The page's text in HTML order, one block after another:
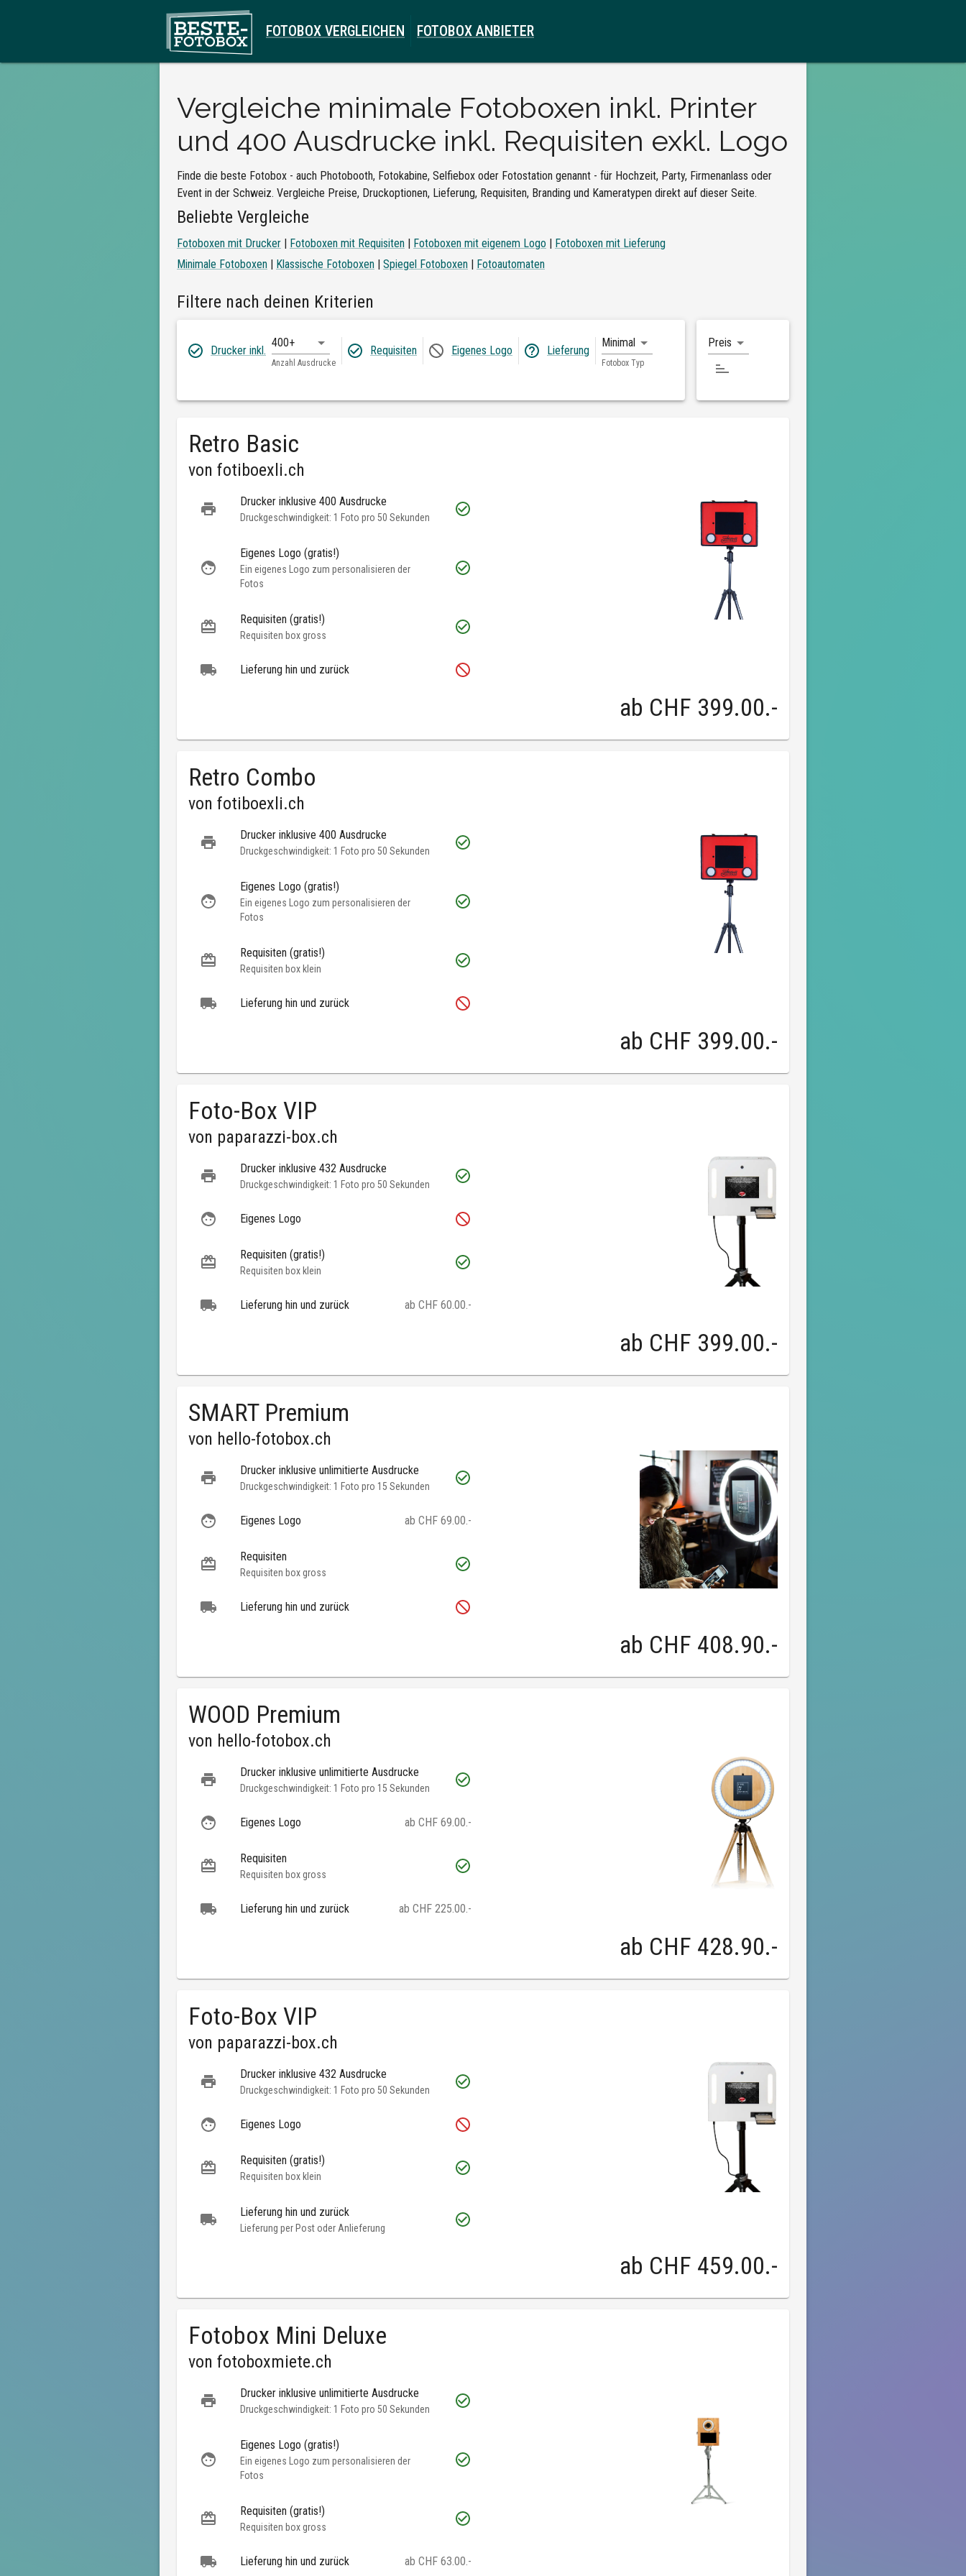
FOTOBOX VERGLEICHEN FOTOBOX ANBIETER
Vergleiche minimale Fotoboxen inkl. Printer
und 400 Ausdrucke inkl. Requisiten exkl. Logo
Finde die beste Fotobox - auch Photobooth, Fotokabine, Selfiebox oder Fotostation genannt - für Hochzeit, Party, Firmenanlass oder
Event in der Schweiz. Vergleiche Preise, Druckoptionen, Lieferung, Requisiten, Branding und Kameratypen direkt auf dieser Seite.
Beliebte Vergleiche
Fotoboxen mit Drucker | Fotoboxen mit Requisiten | Fotoboxen mit eigenem Logo | Fotoboxen mit Lieferung
Minimale Fotoboxen
Klassische Fotoboxen Spiegel Fotoboxen Fotoautomaten
Filtere nach deinen Kriterien
Drucker inkl.
400+
Anzahl Ausdrucke
Requisiten Eigenes Logo Lieferung
Minimal
Fotobox Typ
Preis
Retro Basic
von fotiboexli.ch
Drucker inklusive 400 Ausdrucke
Druckgeschwindigkeit: 1 Foto pro 50 Sekunden
Eigenes Logo (gratis!)
Ein eigenes Logo zum personalisieren der
Fotos
Requisiten (gratis!)
Requisiten box gross
Lieferung hin und zurück
ab CHF 399.00.-
Retro Combo
von fotiboexli.ch
Drucker inklusive 400 Ausdrucke
Druckgeschwindigkeit: 1 Foto pro 50 Sekunden
Eigenes Logo (gratis!)
Ein eigenes Logo zum personalisieren der
Fotos
Requisiten (gratis!)
Requisiten box klein
Lieferung hin und zurück
ab CHF 399.00.-
Foto-Box VIP
von paparazzi-box.ch
Drucker inklusive 432 Ausdrucke
Druckgeschwindigkeit: 1 Foto pro 50 Sekunden
Eigenes Logo
Requisiten (gratis!)
Requisiten box klein
Lieferung hin und zurück ab CHF 60.00.-
ab CHF 399.00.-
SMART Premium
von hello-fotobox.ch
Drucker inklusive unlimitierte Ausdrucke
Druckgeschwindigkeit: 1 Foto pro 15 Sekunden
Eigenes Logo ab CHF 69.00.-
Requisiten
Requisiten box gross
Lieferung hin und zurück
ab CHF 408.90.-
WOOD Premium
von hello-fotobox.ch
Drucker inklusive unlimitierte Ausdrucke
Druckgeschwindigkeit: 1 Foto pro 15 Sekunden
Eigenes Logo ab CHF 69.00.-
Requisiten
Requisiten box gross
Lieferung hin und zurück ab CHF 225.00.-
ab CHF 428.90.-
Foto-Box VIP
von paparazzi-box.ch
Drucker inklusive 432 Ausdrucke
Druckgeschwindigkeit: 1 Foto pro 50 Sekunden
Eigenes Logo
Requisiten (gratis!)
Requisiten box klein
Lieferung hin und zurück
Lieferung per Post oder Anlieferung
ab CHF 459.00.-
Fotobox Mini Deluxe
von fotoboxmiete.ch
Drucker inklusive unlimitierte Ausdrucke
Druckgeschwindigkeit: 1 Foto pro 50 Sekunden
Eigenes Logo (gratis!)
Ein eigenes Logo zum personalisieren der
Fotos
Requisiten (gratis!)
Requisiten box gross
Lieferung hin und zurück ab CHF 63.00.-